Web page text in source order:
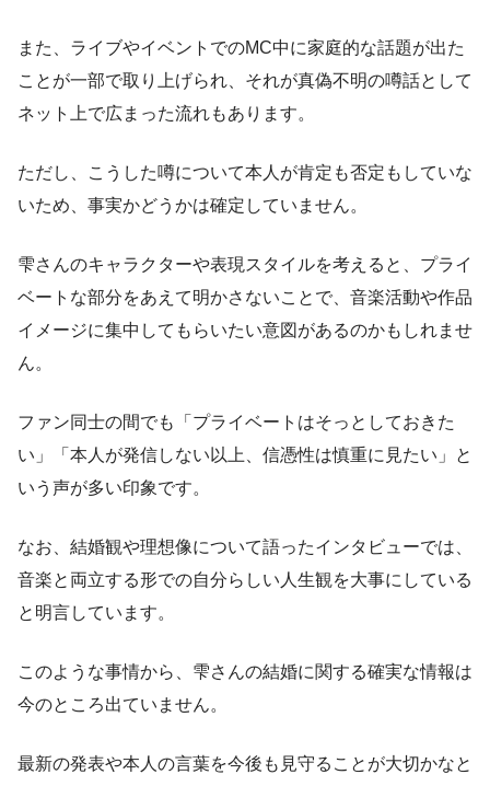
また、ライブやイベントでのMC中に家庭的な話題が出た
ことが一部で取り上げられ、それが真偽不明の噂話として
ネット上で広まった流れもあります。
ただし、こうした噂について本人が肯定も否定もしていな
いため、事実かどうかは確定していません。
雫さんのキャラクターや表現スタイルを考えると、プライ
ベートな部分をあえて明かさないことで、音楽活動や作品
イメージに集中してもらいたい意図があるのかもしれませ
ん。
ファン同士の間でも「プライベートはそっとしておきた
い」「本人が発信しない以上、信憑性は慎重に見たい」と
いう声が多い印象です。
なお、結婚観や理想像について語ったインタビューでは、
音楽と両立する形での自分らしい人生観を大事にしている
と明言しています。
このような事情から、雫さんの結婚に関する確実な情報は
今のところ出ていません。
最新の発表や本人の言葉を今後も見守ることが大切かなと